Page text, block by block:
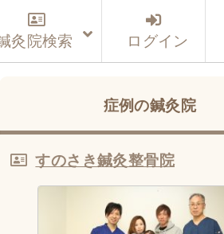
灸院検索 ログイン
症例の鍼灸院
すのさき鍼灸整骨院